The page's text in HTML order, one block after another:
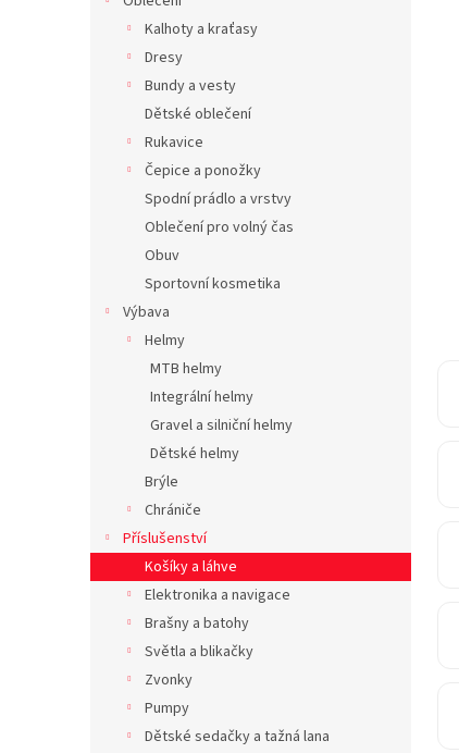
Kalhoty a kraťasy
Dresy
Bundy a vesty
Dětské oblečení
Rukavice
Čepice a ponožky
Spodní prádlo a vrstvy
Oblečení pro volný čas
Obuv
Sportovní kosmetika
Výbava
Helmy
MTB helmy
Integrální helmy
Gravel a silniční helmy
Dětské helmy
Brýle
Chrániče
Příslušenství
Košíky a láhve
Elektronika a navigace
Brašny a batohy
Světla a blikačky
Zvonky
Pumpy
Dětské sedačky a tažná lana